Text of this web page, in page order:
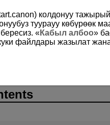
Creative Zone
колдонуу
туурауу көбүрөөк
«Кабыл албоо»
файлдары жазылат